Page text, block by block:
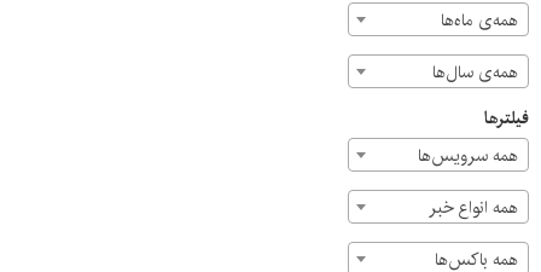
همه‌ی ماه‌ها
همه‌ی سال‌ها
فیلترها
همه سرویس‌ها
همه انواع خبر
همه باکس‌ها